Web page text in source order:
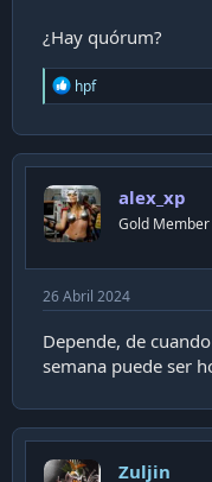
¿Hay quórum?
R
e
c
t
o
n
s
hpf
alex_xp
Gold Member
26 Abril 2024
Depende, de
semana puede ser
Zuljin